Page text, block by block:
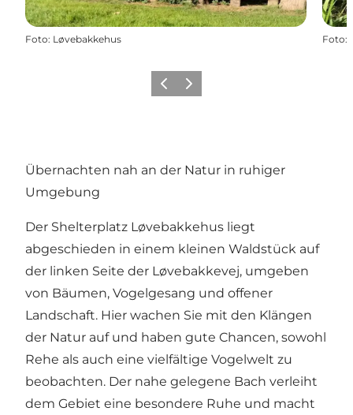
Foto: Løvebakkehus Foto:
Vorherige Folie
Nächste Folie
Übernachten nah an der Natur in ruhiger
Umgebung
Der Shelterplatz Løvebakkehus liegt
abgeschieden in einem kleinen Waldstück auf
der linken Seite der Løvebakkevej, umgeben
von Bäumen, Vogelgesang und offener
Landschaft. Hier wachen Sie mit den Klängen
der Natur auf und haben gute Chancen, sowohl
Rehe als auch eine vielfältige Vogelwelt zu
beobachten. Der nahe gelegene Bach verleiht
dem Gebiet eine besondere Ruhe und macht